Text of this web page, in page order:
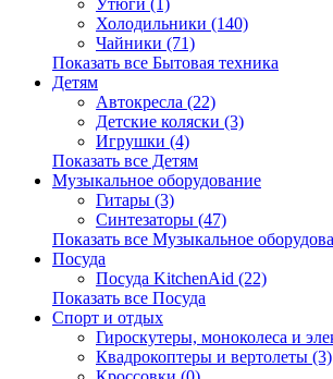
Утюги (1)
Холодильники (140)
Чайники (71)
Показать все Бытовая техника
Детям
Автокресла (22)
Детские коляски (3)
Игрушки (4)
Показать все Детям
Музыкальное оборудование
Гитары (3)
Синтезаторы (47)
Показать все Музыкальное
Посуда
Посуда KitchenAid (22)
Показать все Посуда
Спорт и отдых
Гироскутеры, моноколеса и
Квадрокоптеры и вертолеты (3)